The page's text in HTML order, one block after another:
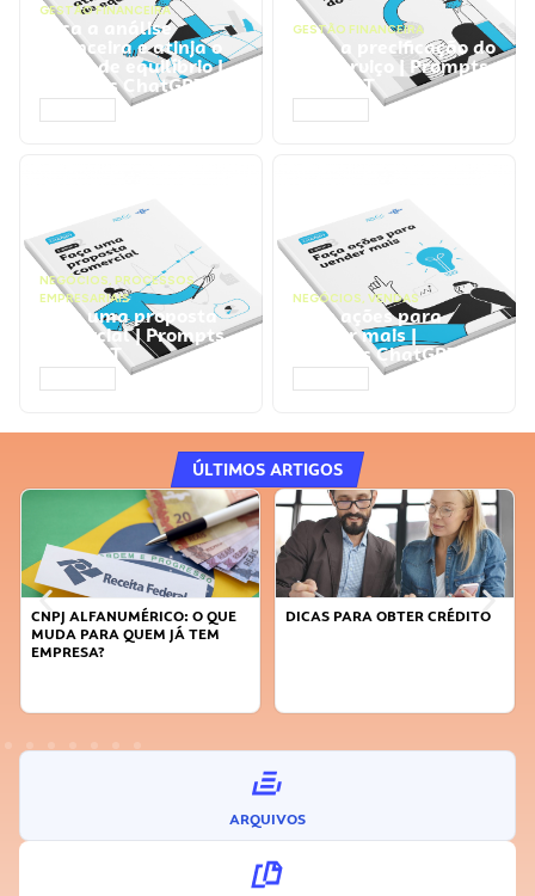
GESTÃO FINANCEIRA
Faça a análise
financeira e atinja o
ponto de equilíbrio |
Prompts ChatGPT
GESTÃO FINANCEIRA
Faça a precificação do
seu serviço | Prompts
ChatGPT
NEGÓCIOS, PROCESSOS
EMPRESARIAIS
Faça uma proposta
comercial | Prompts
ChatGPT
NEGÓCIOS, VENDAS
Faça ações para
vender mais |
Prompts ChatGPT
ÚLTIMOS ARTIGOS
CNPJ ALFANUMÉRICO: O QUE
MUDA PARA QUEM JÁ TEM
EMPRESA?
DICAS PARA OBTER CRÉDITO
ARQUIVOS